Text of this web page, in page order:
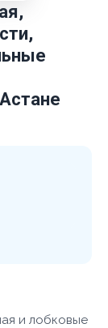
и лобковые